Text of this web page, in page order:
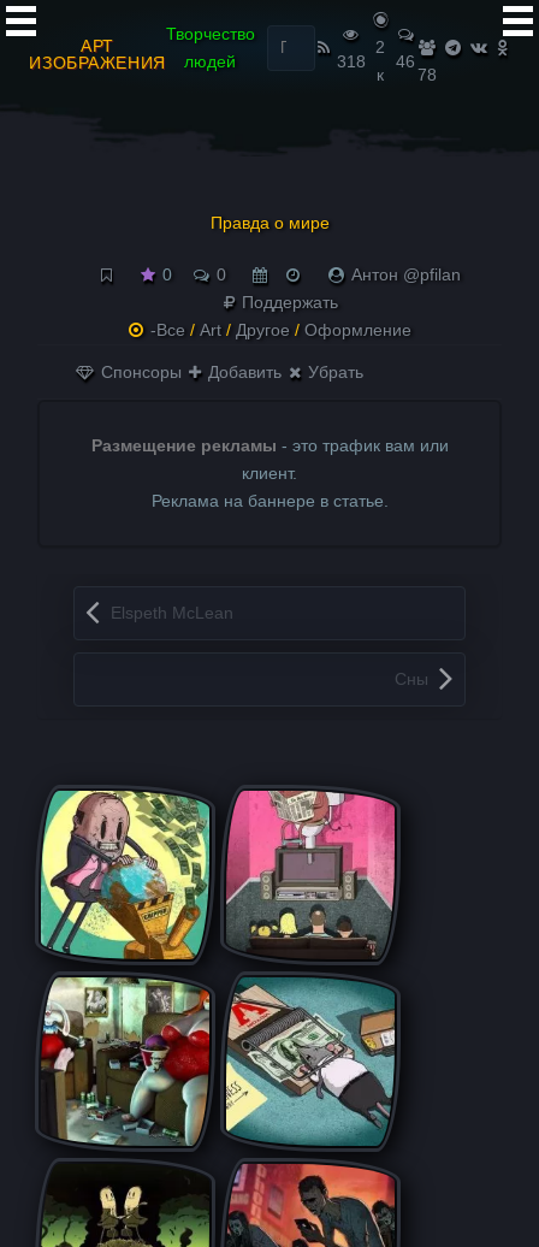
АРТ
ИЗОБРАЖЕНИЯ
Творчество
людей
Найти:
318
2
к
46
78
Правда о мире
0 0
Антон @pfilan
Поддержать
-Все / Art/ Другое / Оформление
Спонсоры Добавить Убрать
Размещение рекламы - это трафик вам или
клиент.
Реклама на баннере в статье.
Запись навигация
Elspeth McLean
Сны